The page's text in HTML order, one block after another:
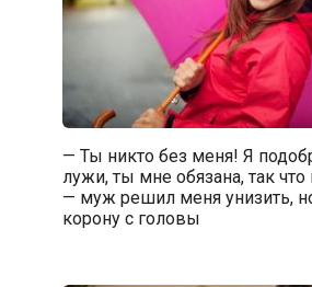
— Ты никто без меня! Я
лужи, ты мне обязана, так
— муж решил меня унизить,
корону с головы